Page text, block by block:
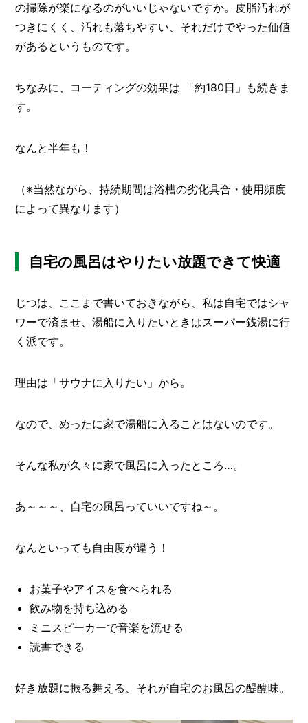
の掃除が楽になるのがいいじゃないですか。皮脂汚れが
つきにくく、汚れも落ちやすい、それだけでやった価値
があるというものです。
ちなみに、コーティングの効果は 「約180日」も続きま
す。
なんと半年も！
（※当然ながら、持続期間は浴槽の劣化具合・使用頻度
によって異なります）
自宅の風呂はやりたい放題できて快適
じつは、ここまで書いておきながら、私は自宅ではシャ
ワーで済ませ、湯船に入りたいときはスーパー銭湯に行
く派です。
理由は「サウナに入りたい」から。
なので、めったに家で湯船に入ることはないのです。
そんな私が久々に家で風呂に入ったところ…。
あ～～～、自宅の風呂っていいですね～。
なんといっても自由度が違う！
お菓子やアイスを食べられる
飲み物を持ち込める
ミニスピーカーで音楽を流せる
読書できる
好き放題に振る舞える、それが自宅のお風呂の醍醐味。